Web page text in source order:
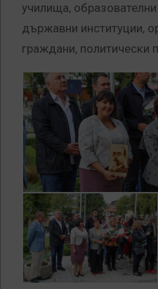
училища,
държавни институции,
граждани, политически